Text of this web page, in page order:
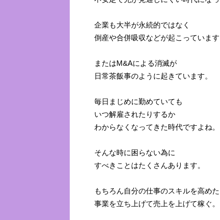
企業も大半が永続的ではなく
倒産や合併吸収などが起こっていま
またはM&Aによる消滅が
日常茶飯事のように起きています。
毎日まじめに勤めていても
いつ解雇されたりするか
わからなくなってきた時代ですよね。
そんな時に困らない為に
すべきことはたくさんあります。
もちろん自分の仕事のスキルを高め
事業を立ち上げて売上を上げて稼ぐ。